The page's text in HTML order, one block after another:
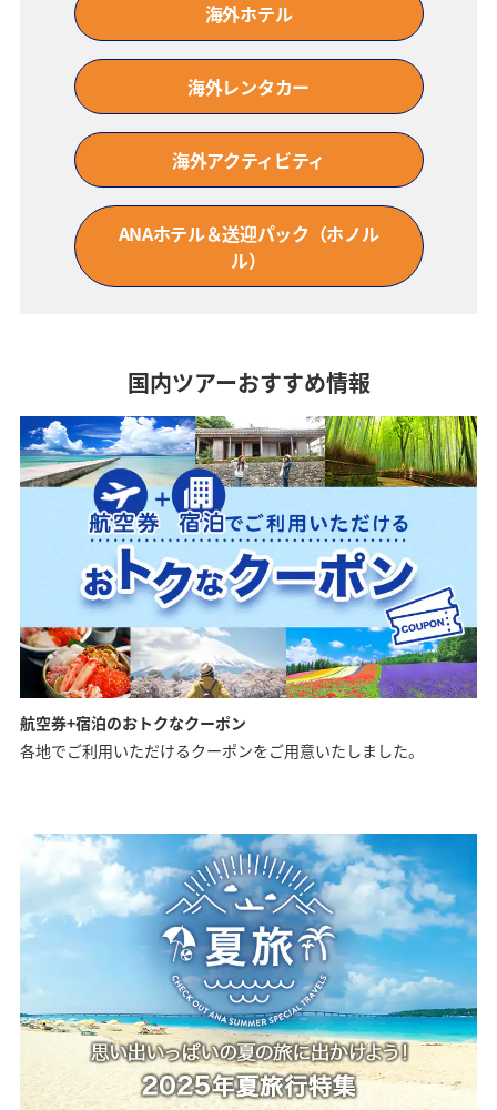
海外ホテル
海外レンタカー
海外アクティビティ
ANAホテル＆送迎パック（ホノル
ル）
国内ツアーおすすめ情報
航空券+宿泊のおトクなクーポン
各地でご利用いただけるクーポンをご用意いたしました。